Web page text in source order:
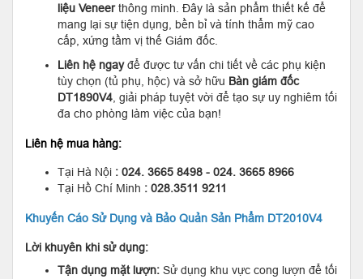
liệu Veneerthông minh. Đây là sản phẩm thiết kế để
mang lại sự tiện dụng, bền bỉ và tính thẩm mỹ cao
cấp, xứng tầm vị thế Giám đốc.
Liên hệ ngayđể được tư vấn chi tiết về các phụ kiện
tùy chọn (tủ phụ, hộc) và sở hữu Bàn giám đốc
DT1890V4, giải pháp tuyệt vời để tạo sự uy nghiêm tối
đa cho phòng làm việc của bạn!
Liên hệ mua hàng:
Tại Hà Nội : 024. 3665 8498 - 024. 3665 8966
Tại Hồ Chí Minh : 028.3511 9211
Khuyến Cáo Sử Dụng và Bảo Quản Sản Phẩm DT2010V4
Lời khuyên khi sử dụng:
Tận dụng mặt lượn: Sử dụng khu vực cong lượn để tối